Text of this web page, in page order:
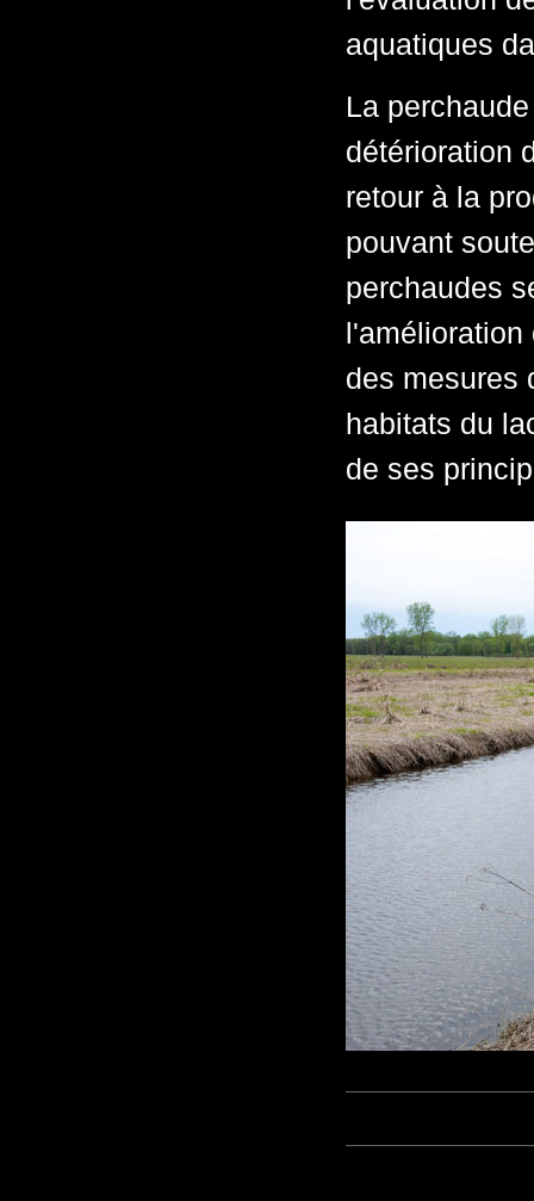
aquatiques
La
détérioration
retour à la
pouvant
perchaudes
des mesures
habitats du
de ses